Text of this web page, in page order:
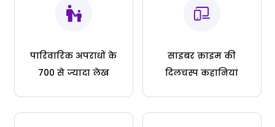
पारिवारिक अपराधों के
700 से ज्यादा लेख
साइबर क्राइम की
दिलचस्प कहानियां